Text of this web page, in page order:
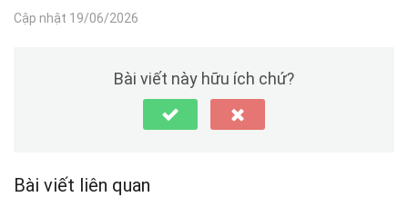
Cập nhật 19/06/2026
Bài viết này hữu ích chứ?
Bài viết liên quan